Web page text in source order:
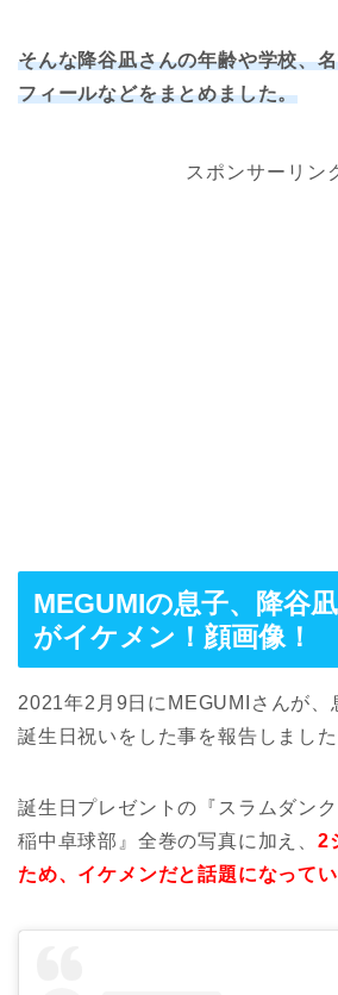
そんな降谷凪さんの年齢や学校、
フィールなどをまとめました。
スポンサーリン
MEGUMIの息子、降谷
がイケメン！顔画像！
2021年2月9日にMEGUMIさんが、
誕生日祝いをした事を報告しました
誕生日プレゼントの『スラムダン
稲中卓球部』全巻の写真に加え、 2
ため、イケメンだと話題になってい